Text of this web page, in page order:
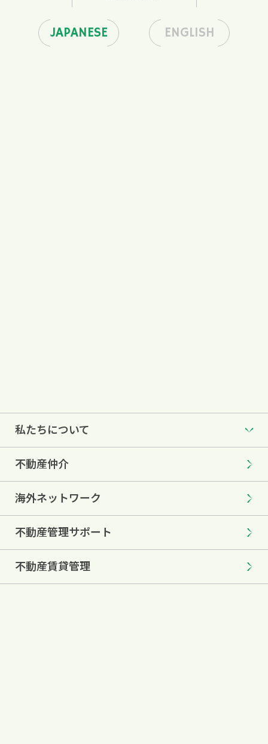
JAPANESE ENGLISH
私たちについて
不動産仲介
海外ネットワーク
不動産管理サポート
不動産賃貸管理